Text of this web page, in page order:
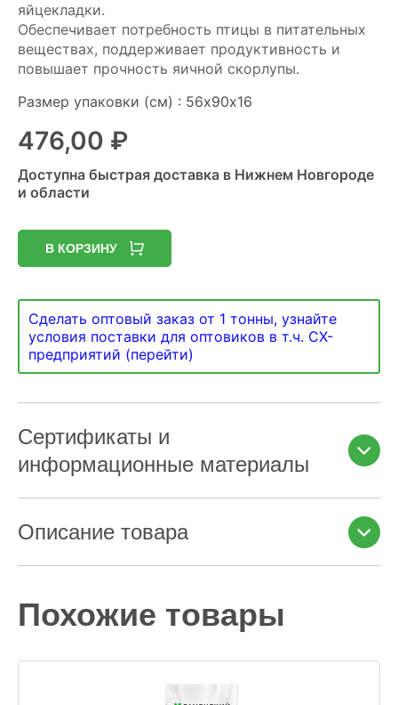
яйцекладки.
Обеспечивает потребность птицы в питательных
веществах, поддерживает продуктивность и
повышает прочность яичной скорлупы.
Размер упаковки (см) : 56х90х16
476,00 ₽
Доступна быстрая доставка в Нижнем Новгороде
и области
В КОРЗИНУ
Сделать оптовый заказ от 1 тонны, узнайте
условия поставки для оптовиков в т.ч. СХ-
предприятий (перейти)
Сертификаты и
информационные материалы
Описание товара
Похожие товары
8 (804) 700-18-14
ПРАЙС-ЛИСТ
КАЛЬКУЛЯТОР КОМБИКОРМА